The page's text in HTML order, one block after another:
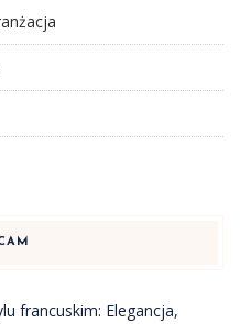
francuskim: Elegancja,